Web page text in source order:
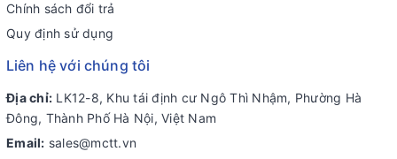
Chính sách đổi trả
Quy định sử dụng
Liên hệ với chúng tôi
Địa chỉ: LK12-8, Khu tái định cư Ngô Thì Nhậm, Phường Hà
Đông, Thành Phố Hà Nội, Việt Nam
Email: sales@mctt.vn